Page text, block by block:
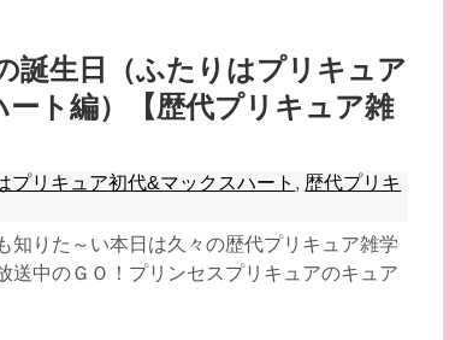
誕生日（ふたりはプリキュア
ト編）【歴代プリキュア雑
プリキュア初代&マックスハート , 歴代プリキ
知りた～い本日は久々の歴代プリキュア雑学
送中のＧＯ！プリンセスプリキュアのキュア